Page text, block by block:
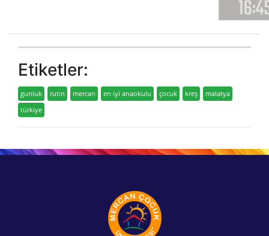
Etiketler:
gunluk rutin mercan en iyi anaokulu çocuk kreş
malatya
türkiye